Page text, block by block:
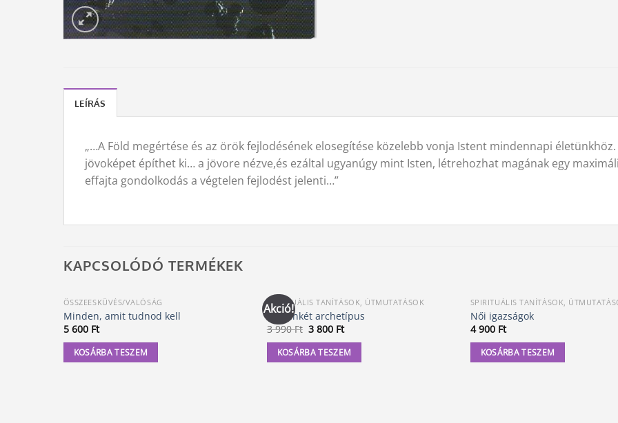
LEÍRÁS
„…A Föld megértése és az örök fejlodésének elosegítése közelebb vonja Istent mindennapi
jövoképet építhet ki… a jövore nézve,és ezáltal ugyanúgy mint Isten, létrehozhat magának egy
effajta gondolkodás a végtelen fejlodést jelenti…”
KAPCSOLÓDÓ TERMÉKEK
ÖSSZEESKÜVÉS/VALÓSÁG
Minden, amit tudnod kell
5 600 Ft
KOSÁRBA TESZEM
Akció!
SPIRITUÁLIS TANÍTÁSOK, ÚTMUTATÁSOK
A tizenkét archetípus
3 990Ft Original
was:
3
3 800 FtCurrent
is:
3
KOSÁRBA TESZEM
SPIRITUÁLIS TANÍTÁSOK,
Női igazságok
4 900 Ft
KOSÁRBA TESZEM